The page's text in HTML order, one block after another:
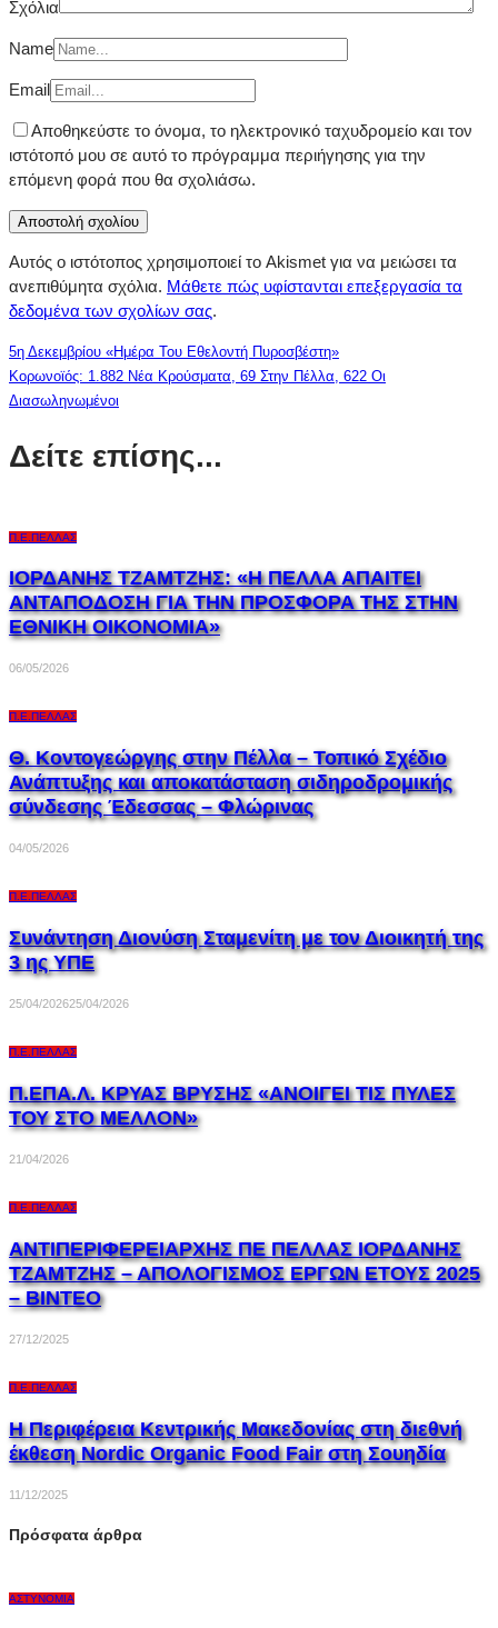
Σχόλια
Name
Email
Αποθηκεύστε το όνομα, το ηλεκτρονικό ταχυδρομείο και τον
ιστότοπό μου σε αυτό το πρόγραμμα περιήγησης για την
επόμενη φορά που θα σχολιάσω.
Αυτός ο ιστότοπος χρησιμοποιεί το Akismet για να μειώσει τα
ανεπιθύμητα σχόλια. Μάθετε πώς υφίστανται επεξεργασία τα
δεδομένα των σχολίων σας.
5η Δεκεμβρίου «Ημέρα Του Εθελοντή Πυροσβέστη»
Κορωνοϊός: 1.882 Νέα Κρούσματα, 69 Στην Πέλλα, 622 Οι
Διασωληνωμένοι
Δείτε επίσης...
Π.Ε.ΠΈΛΛΑΣ
ΙΟΡΔΑΝΗΣ ΤΖΑΜΤΖΗΣ: «Η ΠΕΛΛΑ ΑΠΑΙΤΕΙ
ΑΝΤΑΠΟΔΟΣΗ ΓΙΑ ΤΗΝ ΠΡΟΣΦΟΡΑ ΤΗΣ ΣΤΗΝ
ΕΘΝΙΚΗ ΟΙΚΟΝΟΜΙΑ»
06/05/2026
Π.Ε.ΠΈΛΛΑΣ
Θ. Κοντογεώργης στην Πέλλα – Τοπικό Σχέδιο
Ανάπτυξης και αποκατάσταση σιδηροδρομικής
σύνδεσης Έδεσσας – Φλώρινας
04/05/2026
Π.Ε.ΠΈΛΛΑΣ
Συνάντηση Διονύση Σταμενίτη με τον Διοικητή της
3 ης ΥΠΕ
25/04/202625/04/2026
Π.Ε.ΠΈΛΛΑΣ
Π.ΕΠΑ.Λ. ΚΡΥΑΣ ΒΡΥΣΗΣ «ΑΝΟΙΓΕΙ ΤΙΣ ΠΥΛΕΣ
ΤΟΥ ΣΤΟ ΜΕΛΛΟΝ»
21/04/2026
Π.Ε.ΠΈΛΛΑΣ
ΑΝΤΙΠΕΡΙΦΕΡΕΙΑΡΧΗΣ ΠΕ ΠΕΛΛΑΣ ΙΟΡΔΑΝΗΣ
ΤΖΑΜΤΖΗΣ – ΑΠΟΛΟΓΙΣΜΟΣ ΕΡΓΩΝ ΕΤΟΥΣ 2025
– ΒΙΝΤΕΟ
27/12/2025
Π.Ε.ΠΈΛΛΑΣ
Η Περιφέρεια Κεντρικής Μακεδονίας στη διεθνή
έκθεση Nordic Organic Food Fair στη Σουηδία
11/12/2025
Πρόσφατα άρθρα
ΑΣΤΥΝΟΜΊΑ